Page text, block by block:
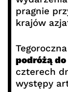
pragnie
krajów
podróżą
czterech
występy